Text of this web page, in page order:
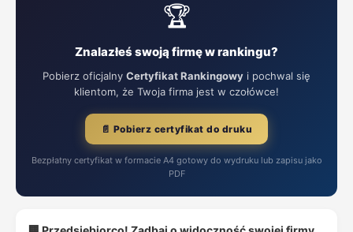
🏆
Znalazłeś swoją firmę w rankingu?
Pobierz oficjalny Certyfikat Rankingowy i pochwal się
klientom, że Twoja firma jest w czołówce!
📄 Pobierz certyfikat do druku
Bezpłatny certyfikat w formacie A4 gotowy do wydruku lub zapisu jako
PDF